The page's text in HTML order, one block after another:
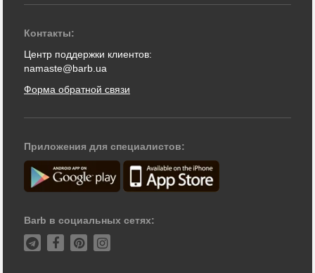
Контакты:
Центр поддержки клиентов:
namaste@barb.ua
Форма обратной связи
Приложения для специалистов:
Barb в социальных сетях: